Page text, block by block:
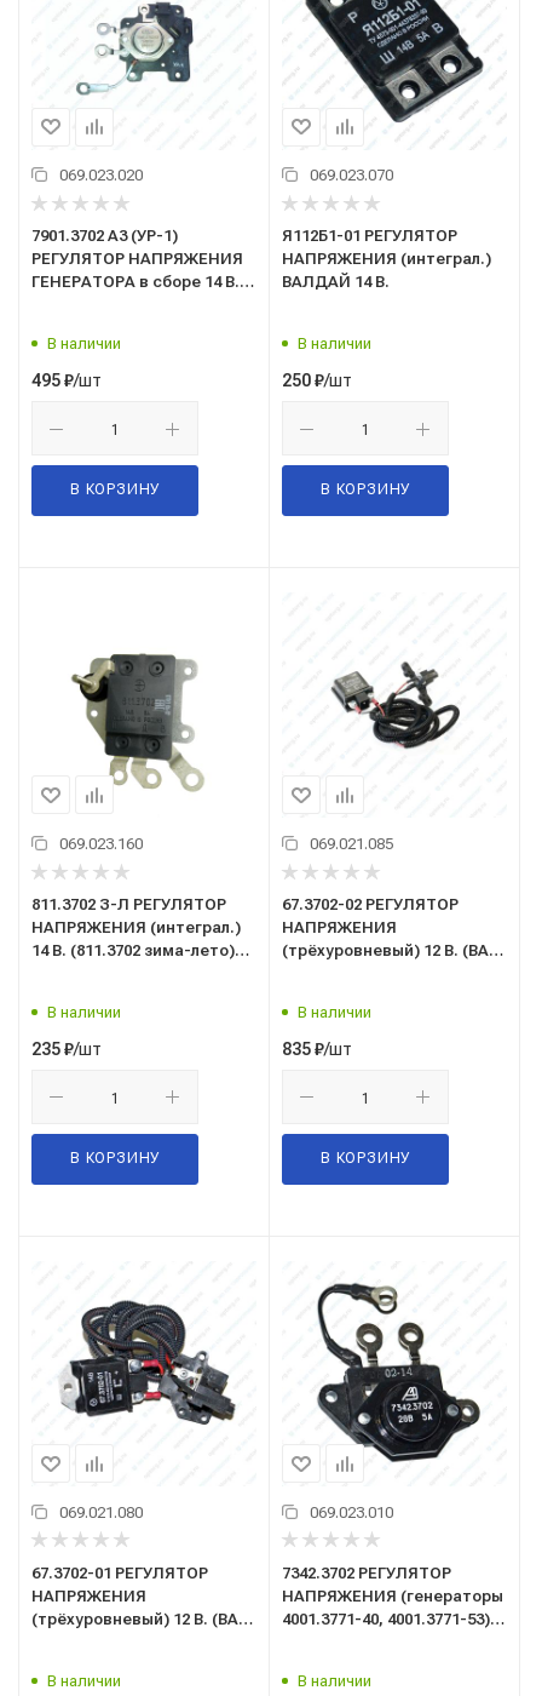
069.023.020
7901.3702 А3 (УР-1)
РЕГУЛЯТОР НАПРЯЖЕНИЯ
ГЕНЕРАТОРА в сборе 14 В.
В наличии
495₽/шт
В КОРЗИНУ
069.023.070
Я112Б1-01 РЕГУЛЯТОР
НАПРЯЖЕНИЯ (интеграл.)
ВАЛДАЙ 14 В.
В наличии
250₽/шт
В КОРЗИНУ
069.023.160
811.3702 З-Л РЕГУЛЯТОР
НАПРЯЖЕНИЯ (интеграл.)
14 В. (811.3702 зима-лето)
В наличии
235₽/шт
В КОРЗИНУ
069.021.085
67.3702-02 РЕГУЛЯТОР
НАПРЯЖЕНИЯ
(трёхуровневый) 12 В. (ВАЗ,
В наличии
835₽/шт
В КОРЗИНУ
069.021.080
67.3702-01 РЕГУЛЯТОР
НАПРЯЖЕНИЯ
(трёхуровневый) 12 В. (ВАЗ
В наличии
069.023.010
7342.3702 РЕГУЛЯТОР
НАПРЯЖЕНИЯ (генераторы
4001.3771-40, 4001.3771-53)
В наличии